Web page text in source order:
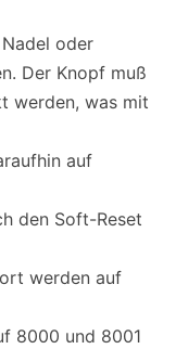
oder
Der Knopf muß
werden, was mit
auf
den Soft-Reset
werden auf
8000 und 8001